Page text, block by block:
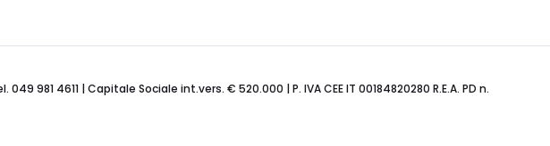
981 4611 | Capitale Sociale int.vers. € 520.000 | P. IVA CEE IT 00184820280 R.E.A. PD n.